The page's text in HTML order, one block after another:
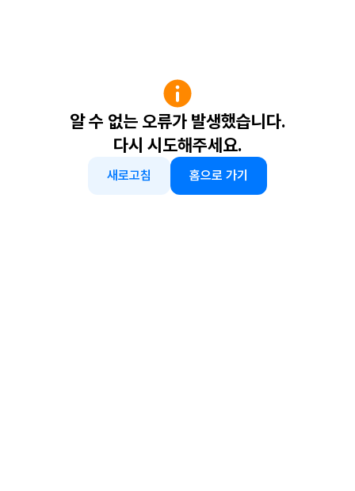
알 수 없는 오류가 발생했습니다.
다시 시도해주세요.
새로고침 홈으로 가기